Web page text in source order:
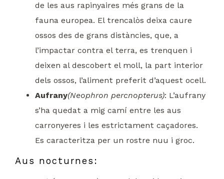
de les aus rapinyaires més grans de la
fauna europea. El trencalòs deixa caure
ossos des de grans distàncies, que, a
l’impactar contra el terra, es trenquen i
deixen al descobert el moll, la part interior
dels ossos, l’aliment preferit d’aquest ocell.
Aufrany(Neophron percnopterus): L’aufrany
s’ha quedat a mig camí entre les aus
carronyeres i les estrictament caçadores.
Es caracteritza per un rostre nuu i groc.
Aus nocturnes: